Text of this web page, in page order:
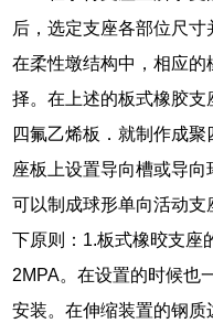
后，选定支座各部位尺寸
在柔性墩结构中，相应
择。在上述的板式橡胶支
四氟乙烯板．就制作成
座板上设置导向槽或导向
可以制成球形单向活动
下原则：1.板式橡晈支座
2MPA。在设置的时候也
安装。在伸缩装置的钢